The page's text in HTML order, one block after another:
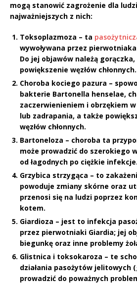
mogą stanowić zagrożenie dla
najważniejszych z nich:
Toksoplazmoza – ta
wywoływana przez pierwotniaka
Do jej objawów należą gorączka,
powiększenie węzłów chłonnych.
Choroba kociego pazura –
bakterie Bartonella henselae,
zaczerwienieniem i obrzękiem
lub zadrapania, a także
węzłów chłonnych.
Bartoneloza – choroba ta
może prowadzić do szerokiego
od łagodnych po ciężkie infekcje.
Grzybica strzygąca – to
powoduje zmiany skórne oraz
przenosi się na ludzi poprzez
kotem.
Giardioza – jest to infekcja
przez pierwotniaki Giardia; jej
biegunkę oraz inne problemy
Glistnica i toksokaroza – te
działania pasożytów jelitowych
prowadzić do poważnych